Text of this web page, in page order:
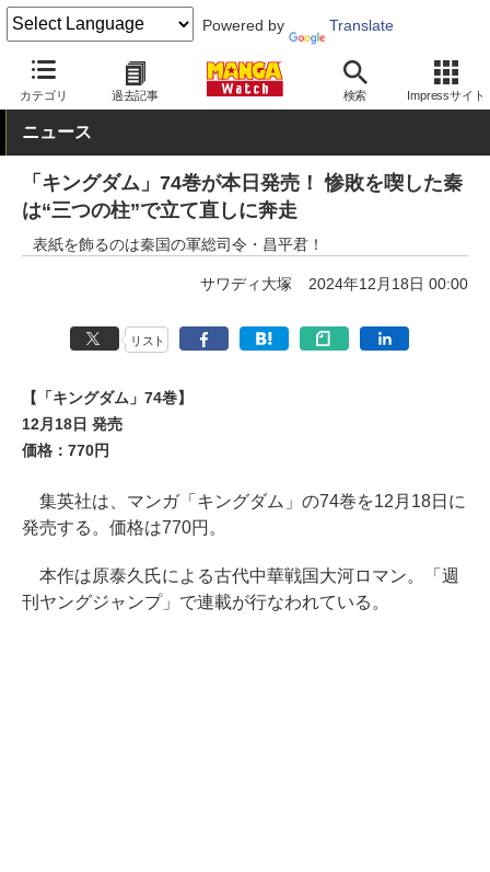
Powered by Translate
カテゴリ 過去記事 検索 Impressサイト
MANGA Watch 青年 キングダム
ニュース
「キングダム」74巻が本日発売！ 惨敗を喫した秦
は“三つの柱”で立て直しに奔走
表紙を飾るのは秦国の軍総司令・昌平君！
サワディ大塚 2024年12月18日 00:00
リスト
【「キングダム」74巻】
12月18日 発売
価格：770円
集英社は、マンガ「キングダム」の74巻を12月18日に
発売する。価格は770円。
本作は原泰久氏による古代中華戦国大河ロマン。「週
刊ヤングジャンプ」で連載が行なわれている。